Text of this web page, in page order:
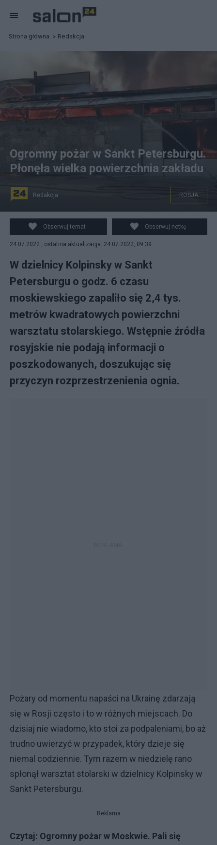
Strona główna Redakcja
Ogromny pożar w wielkiej, rosyjskiej metropolii.
Ogromny pożar w Sankt Petersburgu.
Płonęła wielka powierzchnia zakładu
Redakcja ROSJA
Obserwuj temat Obserwuj notkę
24.07.2022 , ostatnia aktualizacja: 24.07.2022, 09:39
W dzielnicy Kolpinsky w Sankt
Petersburgu o godz. 6 czasu
moskiewskiego zapaliło się 2,4 tys.
metrów kwadratowych powierzchni
warsztatu stolarskiego. Wstępnie źródła
rosyjskie nie podają informacji o
poszkodowanych, doszukując się
przyczyn rozprzestrzenienia ognia.
Pożary od momentu napaści na Ukrainę zdarzają
się w Rosji często i to w różnych miejscach. Do
dzisiaj nie wiadomo, kto stoi za podpaleniami, bo aż
trudno uwierzyć w przypadek, który dzieje się
niemal codziennie. Tym razem w niedzielę rano
spłonął warsztat stolarski w dzielnicy Kolpinsky w
Sankt Petersburgu.
Reklama
Czytaj: Ogromny pożar w Moskwie. Pali się